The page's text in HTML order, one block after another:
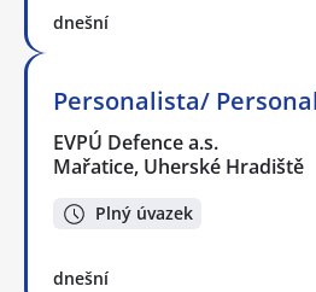
dnešní
Personalista/
EVPÚ Defence a.s.
Mařatice, Uherské Hradiště
Plný úvazek
dnešní